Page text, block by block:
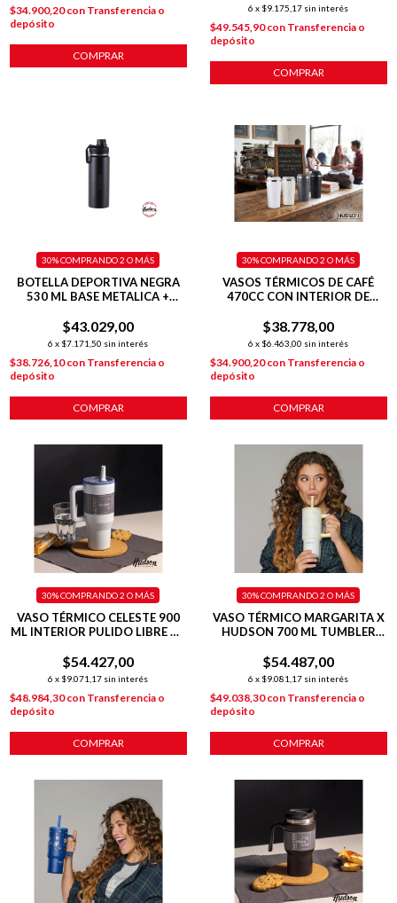
$34.900,20con Transferencia o
depósito
COMPRAR
6 x $9.175,17 sin interés
$49.545,90con Transferencia o
depósito
COMPRAR
BOTELLA DEPORTIVA NEGRA
530 ML BASE METALICA +
$43.029,00
6 x $7.171,50 sin interés
30%COMPRANDO 2 O MÁS
$38.726,10con Transferencia o
depósito
COMPRAR
VASOS TÉRMICOS DE CAFÉ
470CC CON INTERIOR DE
$38.778,00
6 x $6.463,00 sin interés
30%COMPRANDO 2 O MÁS
$34.900,20con Transferencia o
depósito
COMPRAR
VASO TÉRMICO CELESTE 900
ML INTERIOR PULIDO LIBRE DE
$54.427,00
6 x $9.071,17 sin interés
30%COMPRANDO 2 O MÁS
$48.984,30con Transferencia o
depósito
COMPRAR
VASO TÉRMICO MARGARITA X
HUDSON 700 ML TUMBLER
$54.487,00
6 x $9.081,17 sin interés
30%COMPRANDO 2 O MÁS
$49.038,30con Transferencia o
depósito
COMPRAR